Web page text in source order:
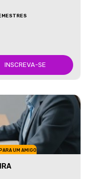
INSCREVA-SE
UM AMIGO